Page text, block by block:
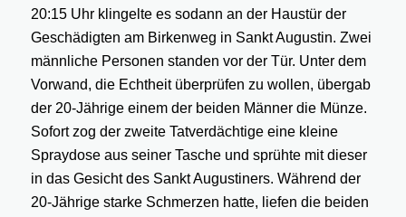
20:15 Uhr klingelte es sodann an der Haustür der
Geschädigten am Birkenweg in Sankt Augustin. Zwei
männliche Personen standen vor der Tür. Unter dem
Vorwand, die Echtheit überprüfen zu wollen, übergab
der 20-Jährige einem der beiden Männer die Münze.
Sofort zog der zweite Tatverdächtige eine kleine
Spraydose aus seiner Tasche und sprühte mit dieser
in das Gesicht des Sankt Augustiners. Während der
20-Jährige starke Schmerzen hatte, liefen die beiden